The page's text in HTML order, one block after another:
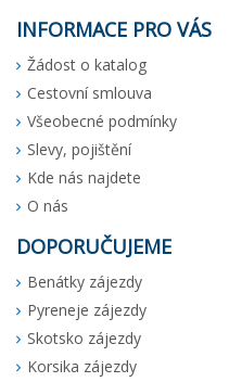
INFORMACE PRO VÁS
Žádost o katalog
Cestovní smlouva
Všeobecné podmínky
Slevy, pojištění
Kde nás najdete
O nás
DOPORUČUJEME
Benátky zájezdy
Pyreneje zájezdy
Skotsko zájezdy
Korsika zájezdy